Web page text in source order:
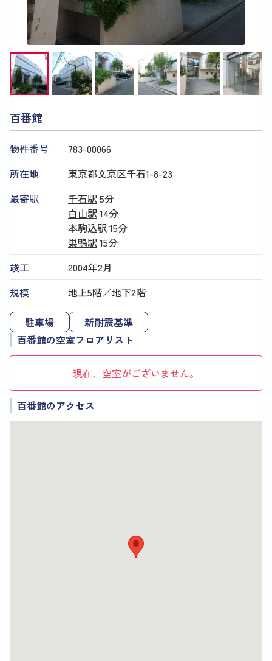
百番館
物件番号
783​-​00066
所在地
東京都文京区千石1-8-23
最寄駅
千石駅5分
白山駅14分
本駒込駅15分
巣鴨駅15分
竣工
2004年2月
規模
地上5階／地下2階
駐車場
新耐震基準
百番館の空室フロアリスト
現在、空室がございません。
百番館のアクセス